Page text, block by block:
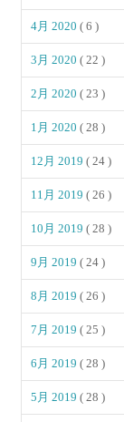
4月 2020( 6 )
3月 2020( 22 )
2月 2020( 23 )
1月 2020( 28 )
12月 2019( 24 )
11月 2019( 26 )
10月 2019( 28 )
9月 2019( 24 )
8月 2019( 26 )
7月 2019( 25 )
6月 2019( 28 )
5月 2019( 28 )